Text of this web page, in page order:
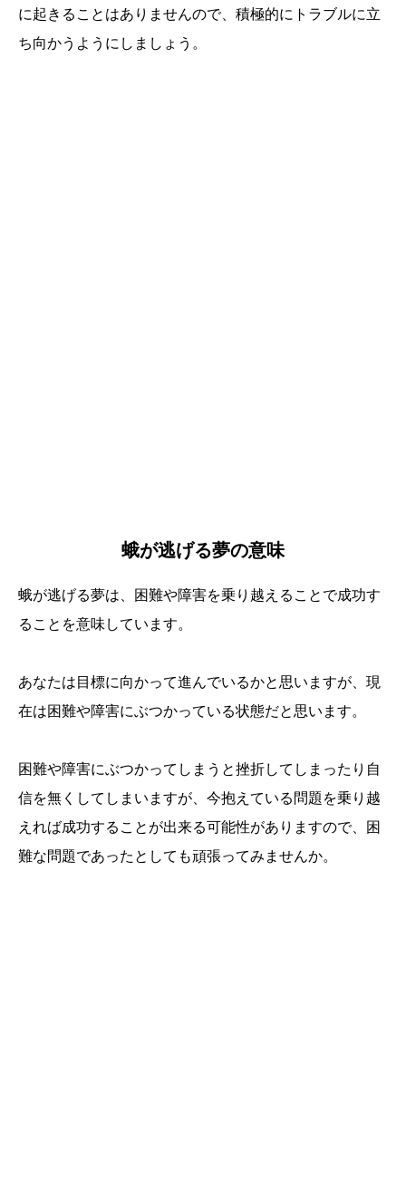
に起きることはありませんので、積極的にトラブルに立
ち向かうようにしましょう。
蛾が逃げる夢の意味
蛾が逃げる夢は、困難や障害を乗り越えることで成功す
ることを意味しています。
あなたは目標に向かって進んでいるかと思いますが、現
在は困難や障害にぶつかっている状態だと思います。
困難や障害にぶつかってしまうと挫折してしまったり自
信を無くしてしまいますが、今抱えている問題を乗り越
えれば成功することが出来る可能性がありますので、困
難な問題であったとしても頑張ってみませんか。